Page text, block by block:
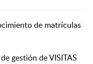
de matrículas
gestión de VISITAS